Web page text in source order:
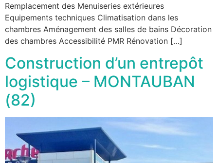
Remplacement des Menuiseries extérieures
Equipements techniques Climatisation dans les
chambres Aménagement des salles de bains Décoration
des chambres Accessibilité PMR Rénovation […]
Construction d’un entrepôt
logistique – MONTAUBAN
(82)